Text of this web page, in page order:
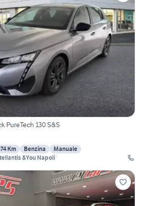
PureTech 130 S&S
Km Benzina
Manuale
&You Napoli